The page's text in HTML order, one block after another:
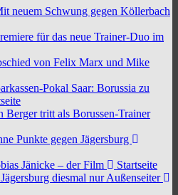
neuem Schwung gegen Köllerbach
für das neue Trainer-Duo im
von Felix Marx und Mike
Pokal Saar: Borussia zu
Berger tritt als Borussen-Trainer
Punkte gegen Jägersburg
Jänicke – der Film
Startseite
diesmal nur Außenseiter